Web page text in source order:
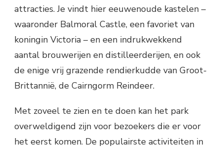
attracties. Je vindt hier eeuwenoude kastelen –
waaronder Balmoral Castle, een favoriet van
koningin Victoria – en een indrukwekkend
aantal brouwerijen en distilleerderijen, en ook
de enige vrij grazende rendierkudde van Groot-
Brittannië, de Cairngorm Reindeer.
Met zoveel te zien en te doen kan het park
overweldigend zijn voor bezoekers die er voor
het eerst komen. De populairste activiteiten in